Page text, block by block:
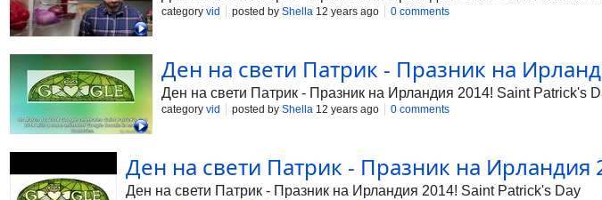
category vid posted by Shella 12 years ago 0 comments
Ден на свети Патрик - Празник на
Ден на свети Патрик - Празник на Ирландия 2014! Saint Patrick's
category vid posted by Shella 12 years ago 0 comments
Ден на свети Патрик - Празник на Ирландия
Ден на свети Патрик - Празник на Ирландия 2014! Saint Patrick's Day